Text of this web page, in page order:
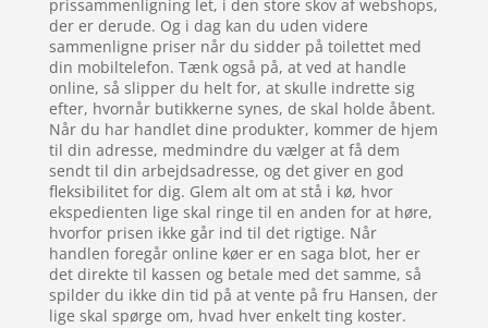
prissammenligning let, i den store skov af webshops,
der er derude. Og i dag kan du uden videre
sammenligne priser når du sidder på toilettet med
din mobiltelefon. Tænk også på, at ved at handle
online, så slipper du helt for, at skulle indrette sig
efter, hvornår butikkerne synes, de skal holde åbent.
Når du har handlet dine produkter, kommer de hjem
til din adresse, medmindre du vælger at få dem
sendt til din arbejdsadresse, og det giver en god
fleksibilitet for dig. Glem alt om at stå i kø, hvor
ekspedienten lige skal ringe til en anden for at høre,
hvorfor prisen ikke går ind til det rigtige. Når
handlen foregår online køer er en saga blot, her er
det direkte til kassen og betale med det samme, så
spilder du ikke din tid på at vente på fru Hansen, der
lige skal spørge om, hvad hver enkelt ting koster.